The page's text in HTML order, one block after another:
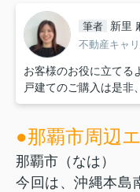
筆者 新里
不動産キャ
お客様のお役に立てる
戸建てのご購入は是非
●那覇市周辺
那覇市（なは）
今回は、沖縄本島